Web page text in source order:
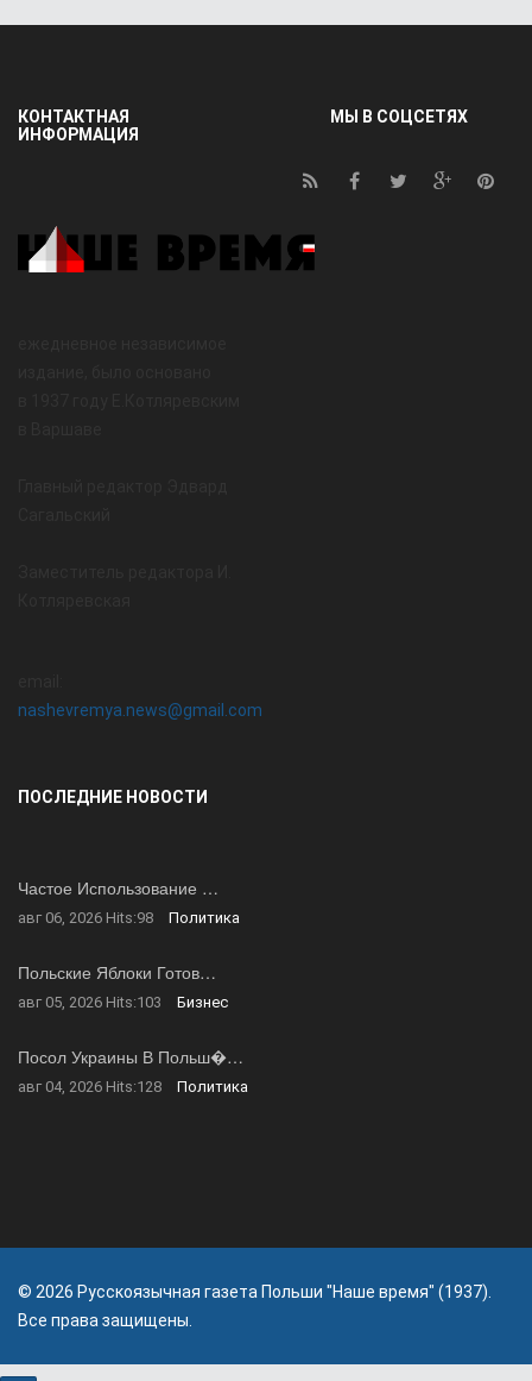
КОНТАКТНАЯ
ИНФОРМАЦИЯ
nashevremya.news@gmail.com
МЫ В СОЦСЕТЯХ
ПОСЛЕДНИЕ НОВОСТИ
Частое Использование …
авг 06, 2026 Hits:98 Политика
Польские Яблоки Готов…
авг 05, 2026 Hits:103 Бизнес
Посол Украины В Польш�…
авг 04, 2026 Hits:128 Политика
© 2026 Русскоязычная газета Польши "Наше время" (1937).
Все права защищены.